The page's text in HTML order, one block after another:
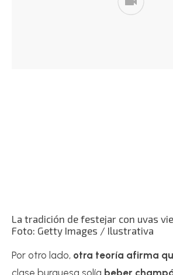
La tradición de festejar con uvas
Foto: Getty Images / Ilustrativa
Por otro lado, otra teoría afirma
clase burguesa solía beber